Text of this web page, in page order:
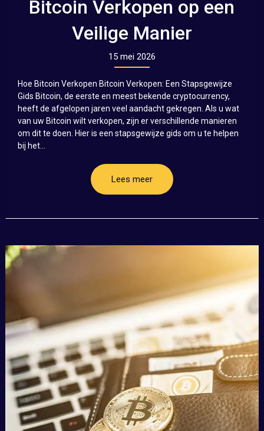
Bitcoin Verkopen op een
Veilige Manier
15 mei 2026
Hoe Bitcoin Verkopen Bitcoin Verkopen: Een Stapsgewijze
Gids Bitcoin, de eerste en meest bekende cryptocurrency,
heeft de afgelopen jaren veel aandacht gekregen. Als u wat
van uw Bitcoin wilt verkopen, zijn er verschillende manieren
om dit te doen. Hier is een stapsgewijze gids om u te helpen
bij het...
Lees meer